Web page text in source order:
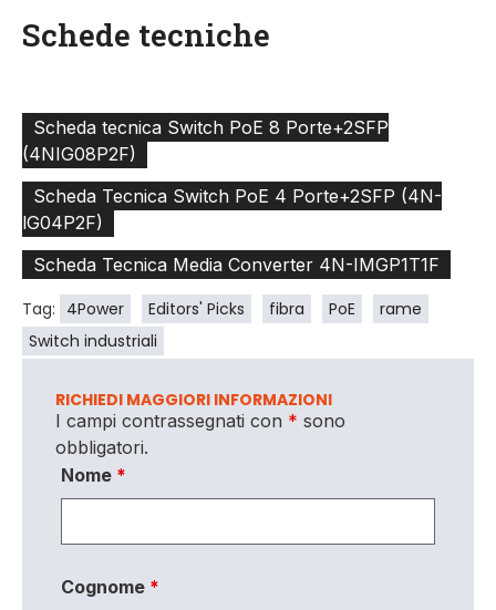
Schede tecniche
Scheda tecnica Switch PoE 8 Porte+2SFP
(4NIG08P2F)
Scheda Tecnica Switch PoE 4 Porte+2SFP (4N-
lG04P2F)
Scheda Tecnica Media Converter 4N-IMGP1T1F
Tag: 4Power Editors' Picks fibra PoE
rame
Switch industriali
RICHIEDI MAGGIORI INFORMAZIONI
I campi contrassegnati con * sono
obbligatori.
Nome *
Cognome *